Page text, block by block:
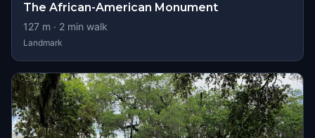
The African-American Monument
127 m · 2 min walk
Landmark